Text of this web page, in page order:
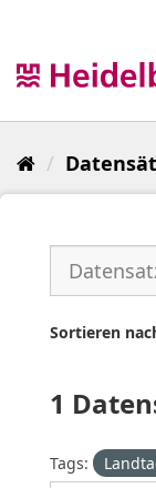
Sortieren
1
Tags: